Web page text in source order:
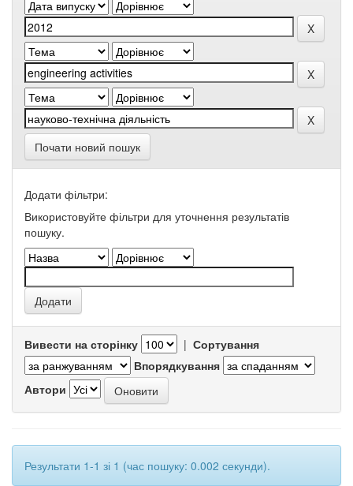
Почати новий пошук
Додати фільтри:
Використовуйте фільтри для уточнення результатів
пошуку.
Вивести на сторінку | Сортування
Впорядкування
Автори
Результати 1-1 зі 1 (час пошуку: 0.002 секунди).